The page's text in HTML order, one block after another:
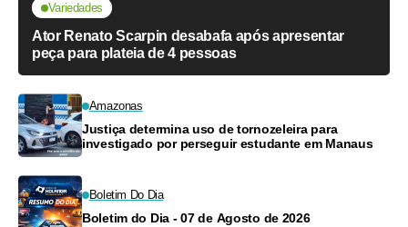
Variedades
Ator Renato Scarpin desabafa após apresentar
peça para plateia de 4 pessoas
Amazonas
Justiça determina uso de tornozeleira para
investigado por perseguir estudante em Manaus
Boletim Do Dia
Boletim do Dia - 07 de Agosto de 2026